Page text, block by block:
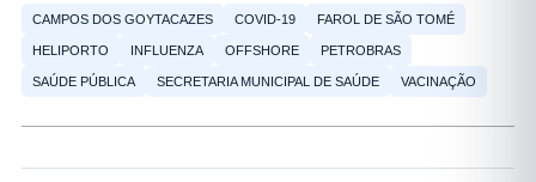
CAMPOS DOS GOYTACAZES COVID-19 FAROL DE SÃO TOMÉ
HELIPORTO INFLUENZA OFFSHORE PETROBRAS
SAÚDE PÚBLICA SECRETARIA MUNICIPAL DE SAÚDE VACINAÇÃO